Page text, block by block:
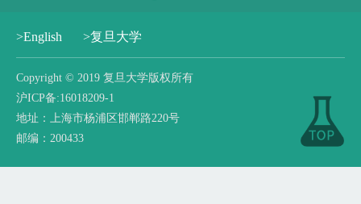
>English >复旦大学
​Copyright © 2019 复旦大学版权所有
沪ICP备:16018209-1
地址：上海市杨浦区邯郸路220号
邮编：200433